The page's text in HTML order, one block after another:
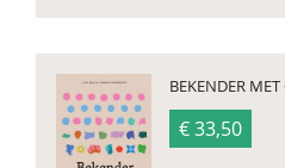
BEKENDER MET
€ 33,50